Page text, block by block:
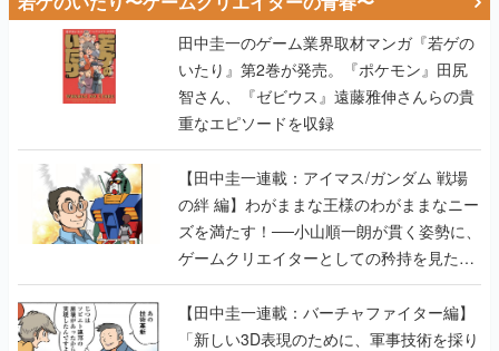
智さん、『ゼビウス』遠藤雅伸さんらの貴
重なエピソードを収録
【田中圭一連載：アイマス/ガンダム 戦場
の絆 編】わがままな王様のわがままなニー
ズを満たす！──小山順一朗が貫く姿勢に、
ゲームクリエイターとしての矜持を見た
【若ゲのいたり最終回】
【田中圭一連載：バーチャファイター編】
「新しい3D表現のために、軍事技術を採り
入れたい」世界情勢を味方につけて、ゲー
ムに革命をもたらした鈴木 裕の功績【若ゲ
のいたり】